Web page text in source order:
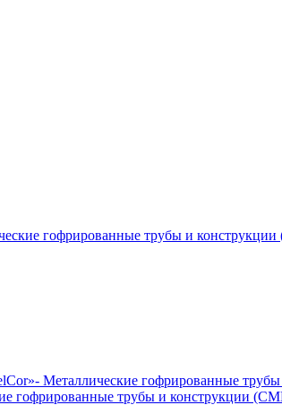
гофрированные трубы и
- Металлические гофрированные
гофрированные трубы и конструкции